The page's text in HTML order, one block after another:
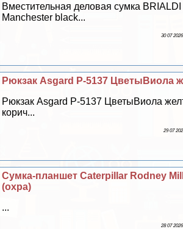
Вместительная деловая сумка BRIALDI
Manchester black...
30 07
Рюкзак Asgard Р-5137 ЦветыВиола
Рюкзак Asgard Р-5137 ЦветыВиола
корич...
29 07
Сумка-планшет Caterpillar Rodney
(охра)
...
28 07